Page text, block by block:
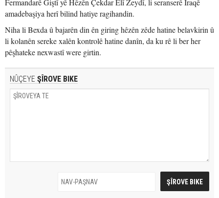
Fermandarê Giştî yê Hêzên Çekdar Elî Zeydî, li seranserê Iraqê
amadebaşiya herî bilind hatiye ragihandin.
Niha li Bexda û bajarên din ên giring hêzên zêde hatine belavkirin û
li kolanên sereke xalên kontrolê hatine danîn, da ku rê li ber her
pêşhateke nexwastî were girtin.
NÛÇEYE ŞÎROVE BIKE